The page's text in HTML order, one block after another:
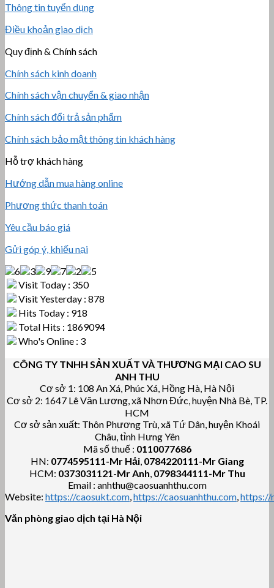
Thông tin tuyển dụng
Điều khoản giao dịch
Quy định & Chính sách
Chính sách kinh doanh
Chính sách vận chuyển & giao nhận
Chính sách đổi trả sản phẩm
Chính sách bảo mật thông tin khách hàng
Hỗ trợ khách hàng
Hướng dẫn mua hàng online
Phương thức thanh toán
Yêu cầu báo giá
Gửi góp ý, khiếu nại
Visit Today : 350
Visit Yesterday : 878
Hits Today : 918
Total Hits : 1869094
Who's Online : 3
CÔNG TY TNHH SẢN XUẤT VÀ THƯƠNG MẠI CAO SU
ANH THU
Cơ sở 1: 108 An Xá, Phúc Xá, Hồng Hà, Hà Nội
Cơ sở 2: 1647 Lê Văn Lương, xã Nhơn Đức, huyện Nhà Bè, TP.
HCM
Cơ sở sản xuất: Thôn Phương Trù, xã Tứ Dân, huyện Khoái
Châu, tỉnh Hưng Yên
Mã số thuế : 0110077686
HN: 0774595111-Mr Hải, 0784220111-Mr Giang
HCM: 0373031121-Mr Anh, 0798344111-Mr Thu
Email : anhthu@caosuanhthu.com
Website: https://caosukt.com,https://caosuanhthu.com,https://
Văn phòng giao dịch tại Hà Nội